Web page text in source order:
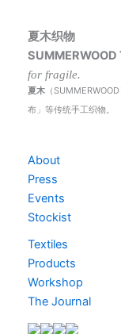
夏木织物
for fragile.
夏木 （
布」等传统手工织物。
About
Press
Events
Stockist
Textiles
Products
Workshop
The Journal